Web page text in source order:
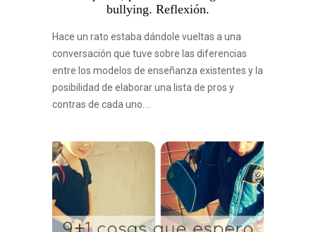
bullying. Reflexión.
Hace un rato estaba dándole vueltas a una
conversación que tuve sobre las diferencias
entre los modelos de enseñanza existentes y la
posibilidad de elaborar una lista de pros y
contras de cada uno.…